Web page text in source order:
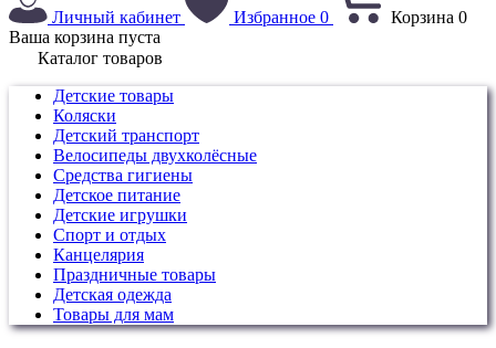
Личный кабинет Избранное 0 Корзина 0
Ваша корзина пуста
Каталог товаров
Детские товары
Коляски
Детский транспорт
Велосипеды двухколёсные
Средства гигиены
Детское питание
Детские игрушки
Спорт и отдых
Канцелярия
Праздничные товары
Детская одежда
Товары для мам